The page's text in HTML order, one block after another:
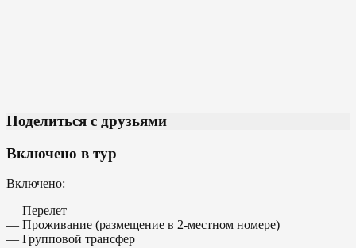
Поделиться с друзьями
Включено в тур
Включено:
— Перелет
— Проживание (размещение в 2-местном номере)
— Групповой трансфер